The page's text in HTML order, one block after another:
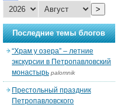
>
Последние темы блогов
“Храм у озера” – летние
экскурсии в Петропавловский
монастырь palomnik
Престольный праздник
Петропавловского